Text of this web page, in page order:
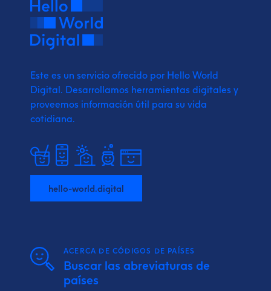
Este es un servicio ofrecido por Hello World
Digital. Desarrollamos herramientas digitales y
proveemos información útil para su vida
cotidiana.
hello-world.digital
ACERCA DE CÓDIGOS DE PAÍSES
Buscar las abreviaturas de
países